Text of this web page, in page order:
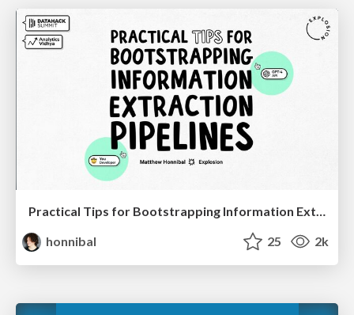
Practical Tips for Bootstrapping Information Extraction Pipelines
honnibal
25 2k